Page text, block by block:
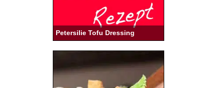
Petersilie Tofu Dressing